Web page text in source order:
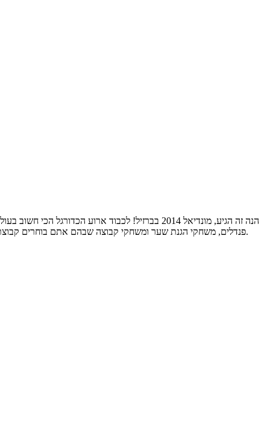
פנדלים, משחקי הגנת שער ומשחקי קבוצה שבהם אתם בוחרים קבוצת כדורגל ומובילים אותה לאליפות. אז בין משחק הפתיחה של מונדיאל 2014 ועד לגמר, אתם מוזמנים להעביר זמן עם משחקי מונדיאל פה בוינס משחקים.